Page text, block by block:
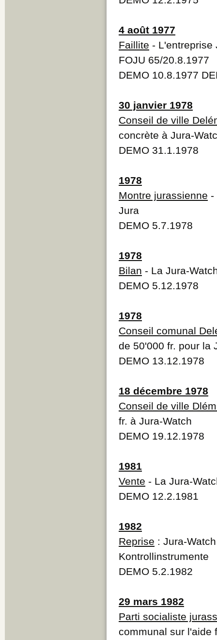
4 août 1977
Faillite - L'entreprise
FOJU 65/20.8.1977
DEMO 10.8.1977
30 janvier 1978
Conseil de ville
concrète à Jura-
DEMO 31.1.1978
1978
Montre jurassienne -
Jura
DEMO 5.7.1978
1978
Bilan - La Jura-
DEMO 5.12.1978
1978
Conseil comunal
de 50'000 fr. pour la
DEMO 13.12.1978
18 décembre 1978
Conseil de ville
fr. à Jura-Watch
DEMO 19.12.1978
1981
Vente - La Jura-
DEMO 12.2.1981
1982
Reprise : Jura-
Kontrollinstrumente
DEMO 5.2.1982
29 mars 1982
Parti socialiste
communal sur l'aide